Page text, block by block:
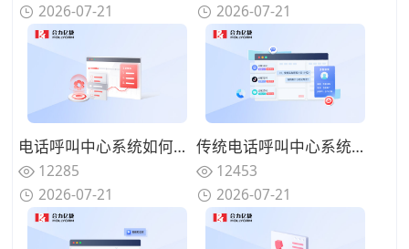
2026-07-21
2026-07-21
电话呼叫中心系统如何实现来电智能分配？路由策略优化坐席资源调配
12285
2026-07-21
传统电话呼叫中心系统面临哪些挑战？数字化转型的迫切性与路径
12453
2026-07-21